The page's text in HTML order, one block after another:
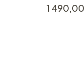
Cena
1 490,00